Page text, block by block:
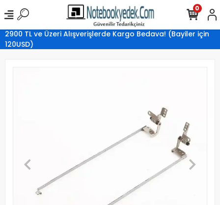
2900 TL ve Üzeri Alışverişlerde Kargo Bedava! (Bayiler için
120USD)
0